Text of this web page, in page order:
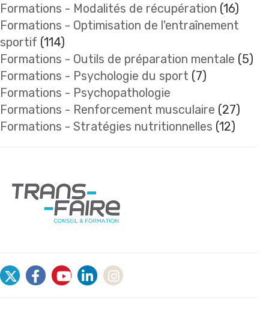
Formations - Modalités de récupération (16)
Formations - Optimisation de l'entraînement
sportif (114)
Formations - Outils de préparation mentale (5)
Formations - Psychologie du sport (7)
Formations - Psychopathologie
Formations - Renforcement musculaire (27)
Formations - Stratégies nutritionnelles (12)